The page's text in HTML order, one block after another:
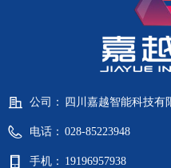
公司： 四川嘉越智能科技有
电话： 028-85223948
手机： 19196957938